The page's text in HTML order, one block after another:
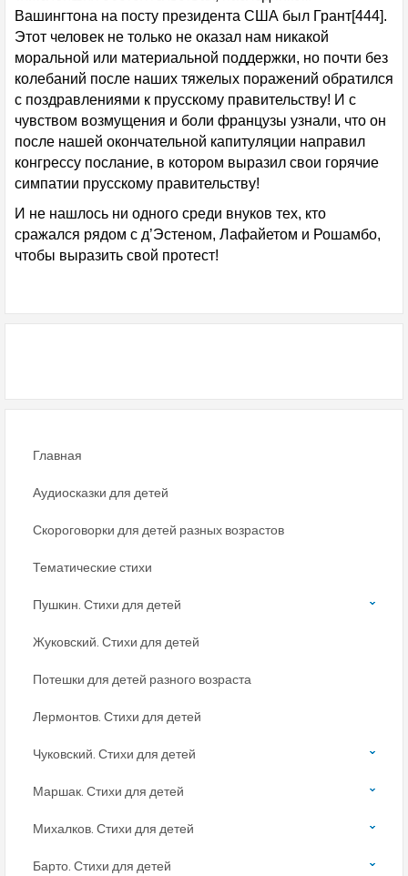
Вашингтона на посту президента США был Грант[444].
Этот человек не только не оказал нам никакой
моральной или материальной поддержки, но почти без
колебаний после наших тяжелых поражений обратился
с поздравлениями к прусскому правительству! И с
чувством возмущения и боли французы узнали, что он
после нашей окончательной капитуляции направил
конгрессу послание, в котором выразил свои горячие
симпатии прусскому правительству!
И не нашлось ни одного среди внуков тех, кто
сражался рядом с д’Эстеном, Лафайетом и Рошамбо,
чтобы выразить свой протест!
Главная
Аудиосказки для детей
Скороговорки для детей разных возрастов
Тематические стихи
Пушкин. Стихи для детей
Жуковский. Стихи для детей
Потешки для детей разного возраста
Лермонтов. Стихи для детей
Чуковский. Стихи для детей
Маршак. Стихи для детей
Михалков. Стихи для детей
Барто. Стихи для детей